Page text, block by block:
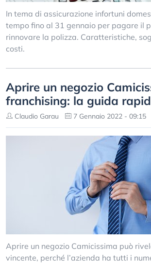
In tema di assicurazione infortuni
tempo fino al 31 gennaio per pagare il
rinnovare la polizza. Caratteristiche,
costi.
Aprire un negozio
franchising: la guida
Claudio Garau 7 Gennaio 2022 - 09:15
Aprire un negozio Camicissima può
vincente, perché l’azienda ha tutti i